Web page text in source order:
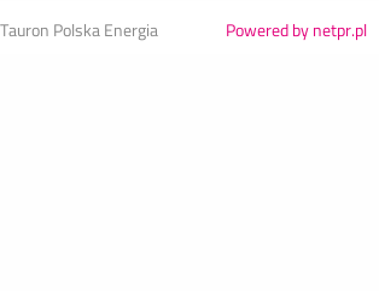
Polska Energia Powered by netpr.pl